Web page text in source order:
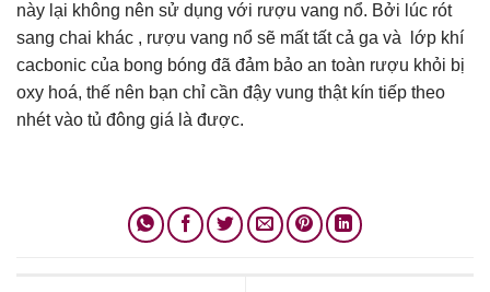
này lại không nên sử dụng với rượu vang nổ. Bởi lúc rót
sang chai khác , rượu vang nổ sẽ mất tất cả ga và lớp khí
cacbonic của bong bóng đã đảm bảo an toàn rượu khỏi bị
oxy hoá, thế nên bạn chỉ cần đậy vung thật kín tiếp theo
nhét vào tủ đông giá là được.